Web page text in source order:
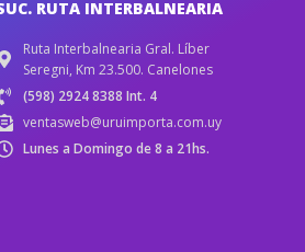
RUTA INTERBALNEARIA
Ruta Interbalnearia Gral. Líber
Seregni, Km 23.500. Canelones
(598) 2924 8388 Int. 4
ventasweb@uruimporta.com.uy
Lunes a Domingo de 8 a 21hs.